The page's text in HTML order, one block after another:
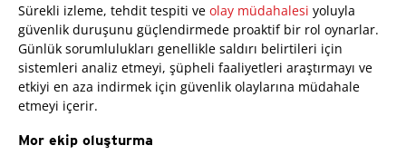
Sürekli izleme, tehdit tespiti ve olay müdahalesi yoluyla
güvenlik duruşunu güçlendirmede proaktif bir rol oynarlar.
Günlük sorumlulukları genellikle saldırı belirtileri için
sistemleri analiz etmeyi, şüpheli faaliyetleri araştırmayı ve
etkiyi en aza indirmek için güvenlik olaylarına müdahale
etmeyi içerir.
Mor ekip oluşturma